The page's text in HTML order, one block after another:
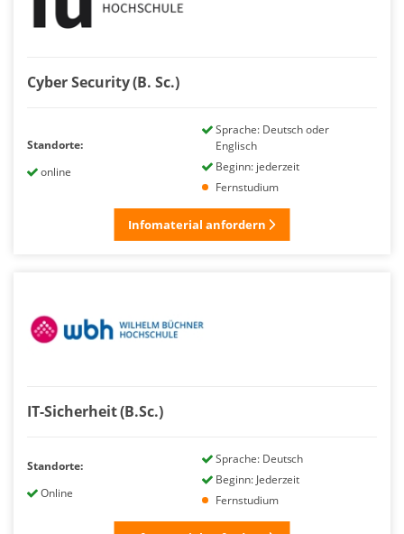
Cyber Security (B. Sc.)
Standorte:
online
Sprache: Deutsch oder
Englisch
Beginn: jederzeit
Fernstudium
Infomaterial anfordern
IT-Sicherheit (B.Sc.)
Standorte:
Online
Sprache: Deutsch
Beginn: Jederzeit
Fernstudium